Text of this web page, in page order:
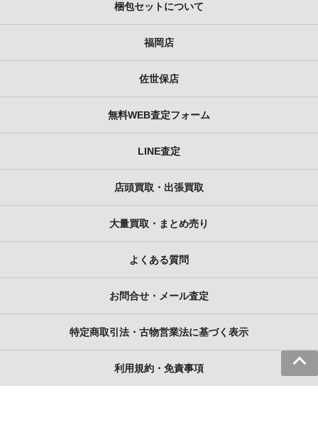
梱包セットについて
福岡店
佐世保店
無料WEB査定フォーム
LINE査定
店頭買取・出張買取
大量買取・まとめ売り
よくある質問
お問合せ・メール査定
特定商取引法・古物営業法に基づく表示
利用規約・免責事項